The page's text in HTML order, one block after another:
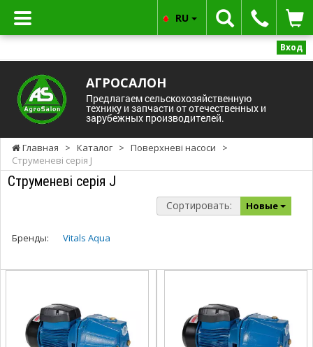
Вход
АГРОСАЛОН
Предлагаем сельскохозяйственную
технику и запчасти от отечественных и
зарубежных производителей.
RU
Главная > Каталог > Поверхневі насоси
>
Струменеві серія J
Струменеві серія J
Сортировать: Новые
Бренды: Vitals Aqua